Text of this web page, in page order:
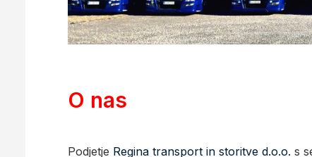
O nas
Podjetje Regina transport in storitve d.o.o. s